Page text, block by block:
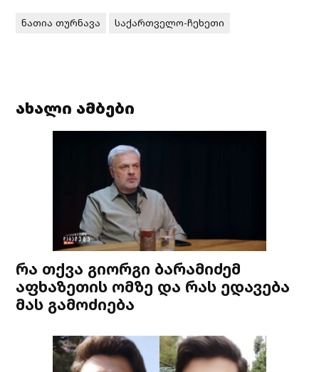
ნათია თურნავა საქართველო-ჩეხეთი
ახალი ამბები
რა თქვა გიორგი ბარამიძემ
აფხაზეთის ომზე და რას ედავება
მას გამოძიება